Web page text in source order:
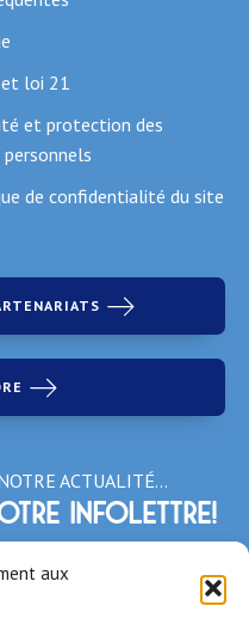
aux
loi 21
et protection des
de confidentialité du site
ACTUALITÉ…
infolettre!